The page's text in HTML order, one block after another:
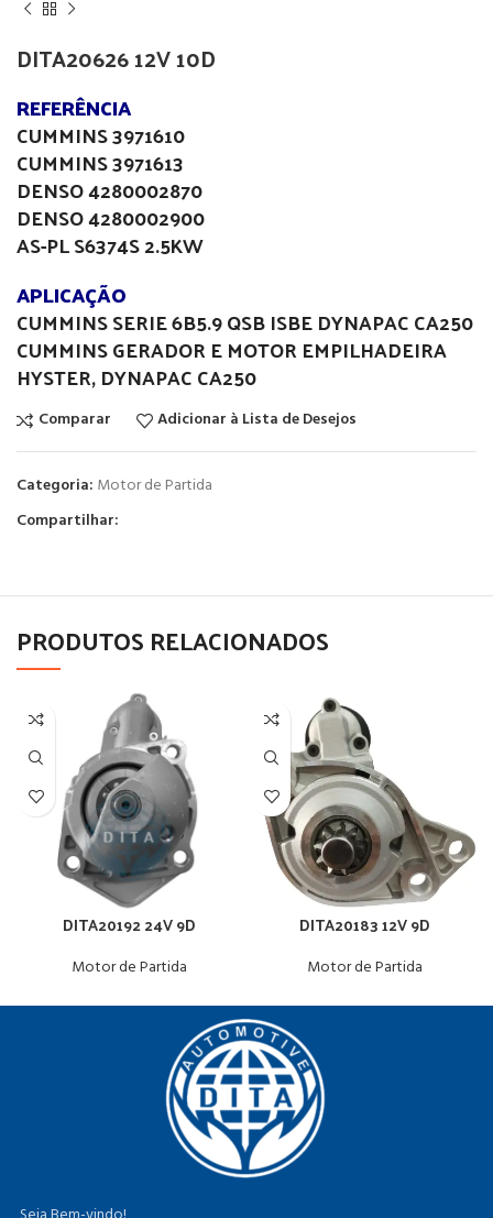
DITA20626 12V 10D
REFERÊNCIA
CUMMINS 3971610
CUMMINS 3971613
DENSO 4280002870
DENSO 4280002900
AS-PL S6374S 2.5KW
APLICAÇÃO
CUMMINS SERIE 6B5.9 QSB ISBE DYNAPAC CA250
CUMMINS GERADOR E MOTOR EMPILHADEIRA
HYSTER, DYNAPAC CA250
Comparar Adicionar à Lista de Desejos
Categoria: Motor de Partida
Compartilhar:
PRODUTOS RELACIONADOS
DITA20192 24V 9D
Motor de Partida
DITA20183 12V 9D
Motor de Partida